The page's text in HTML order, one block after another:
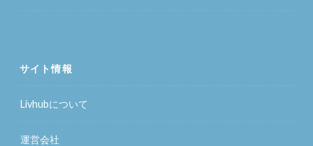
サイト情報
Livhubについて
運営会社